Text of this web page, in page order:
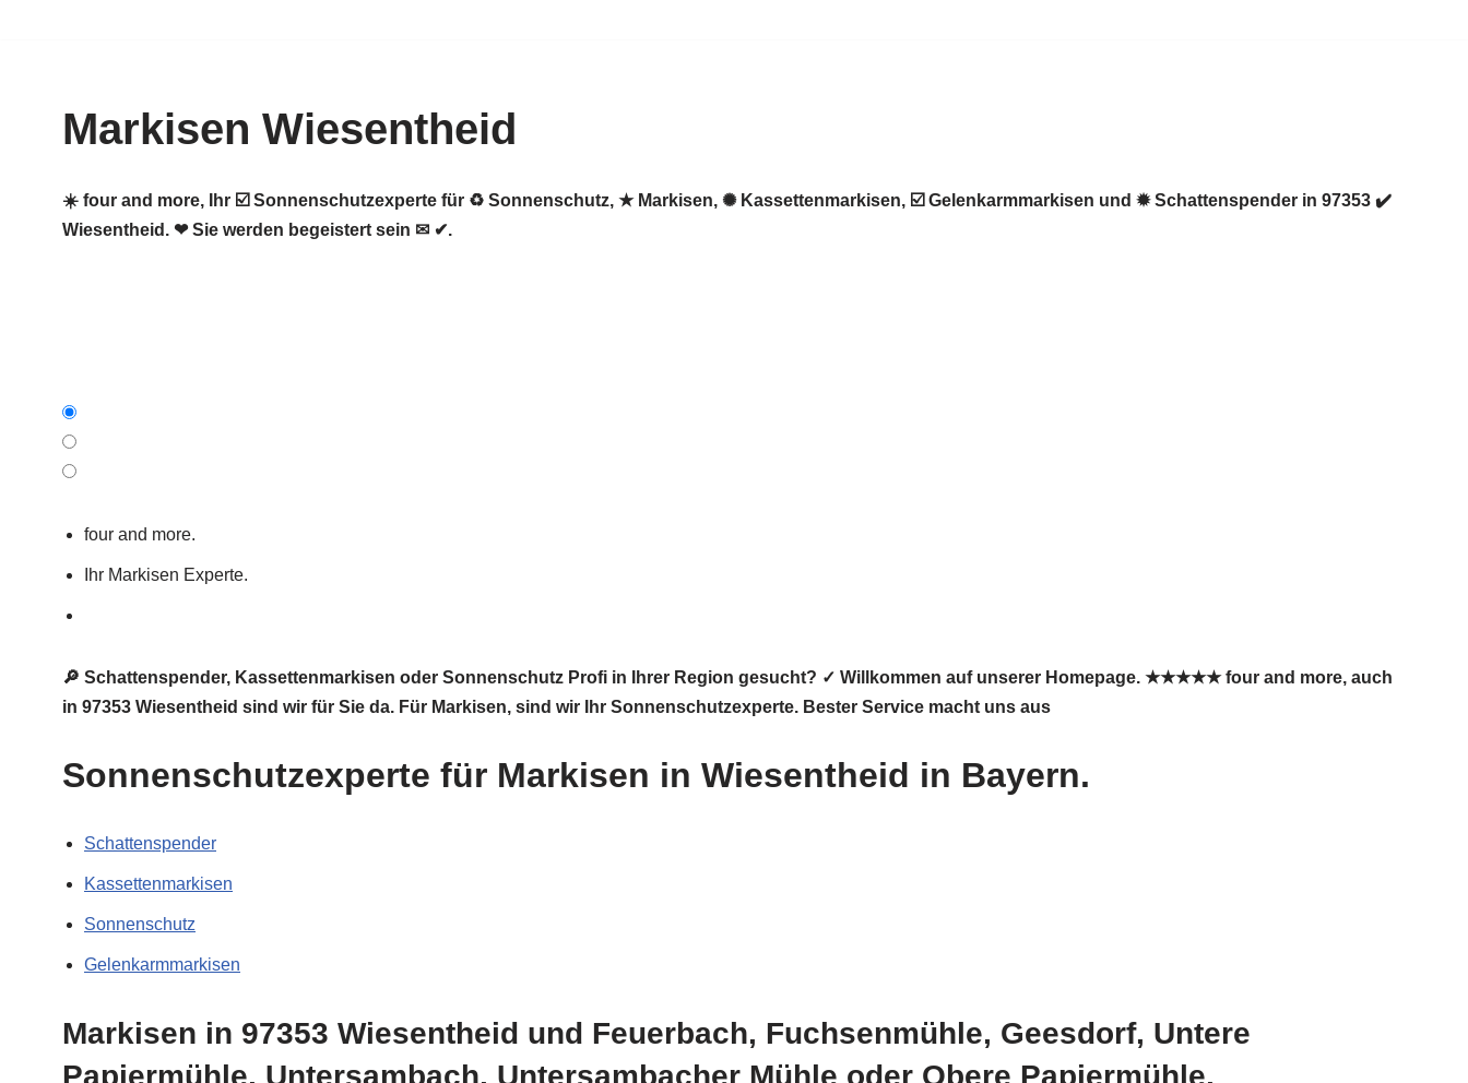
springenMarkisen Wiesentheid
☀️ four and more, Ihr ☑️ Sonnenschutzexperte für ♻ Sonnenschutz, ★ Markisen, ✺ Kassettenmarkisen, ☑️ Gelenkarmmarkisen und ✹ Schattenspender in 97353 ✔️
Wiesentheid. ❤ Sie werden begeistert sein ✉ ✔.
four and more.
Ihr Markisen Experte.
🔎 Schattenspender, Kassettenmarkisen oder Sonnenschutz Profi in Ihrer Region gesucht? ✓ Willkommen auf unserer Homepage. ★★★★★ four and more, auch
in 97353 Wiesentheid sind wir für Sie da. Für Markisen, sind wir Ihr Sonnenschutzexperte. Bester Service macht uns aus
Sonnenschutzexperte für Markisen in Wiesentheid in Bayern.
Schattenspender
Kassettenmarkisen
Sonnenschutz
Gelenkarmmarkisen
Markisen in 97353 Wiesentheid und Feuerbach, Fuchsenmühle, Geesdorf, Untere
Papiermühle, Untersambach, Untersambacher Mühle oder Obere Papiermühle,